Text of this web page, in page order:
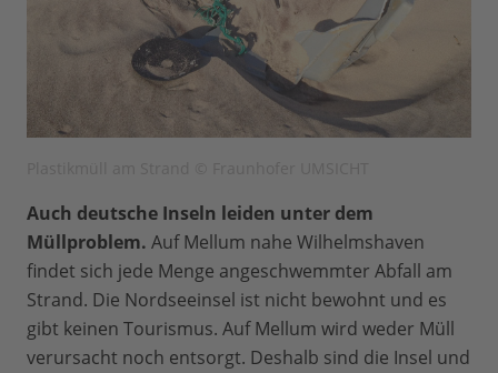
Auch deutsche Inseln leiden unter dem
Müllproblem. Auf Mellum nahe Wilhelmshaven
findet sich jede Menge angeschwemmter Abfall am
Strand. Die Nordseeinsel ist nicht bewohnt und es
gibt keinen Tourismus. Auf Mellum wird weder Müll
verursacht noch entsorgt. Deshalb sind die Insel und